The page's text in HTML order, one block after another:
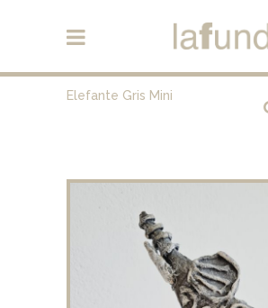
Elefante Gris Mini